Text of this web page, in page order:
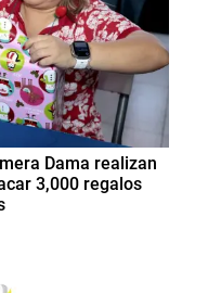
Dama realizan
3,000 regalos